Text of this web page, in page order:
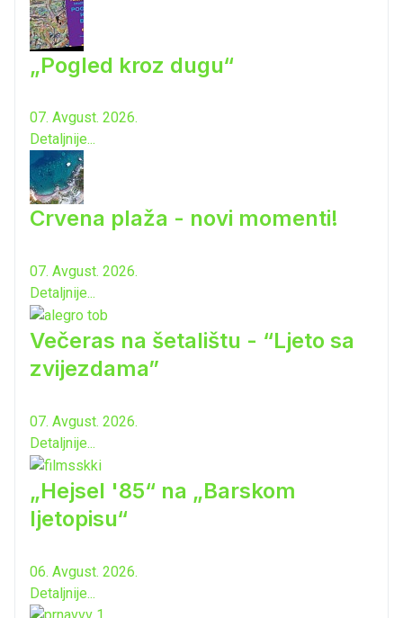
„Pogled kroz dugu“
07. Avgust. 2026.
Detaljnije...
Crvena plaža - novi momenti!
07. Avgust. 2026.
Detaljnije...
Večeras na šetalištu - “Ljeto sa
zvijezdama”
07. Avgust. 2026.
Detaljnije...
„Hejsel '85“ na „Barskom
ljetopisu“
06. Avgust. 2026.
Detaljnije...